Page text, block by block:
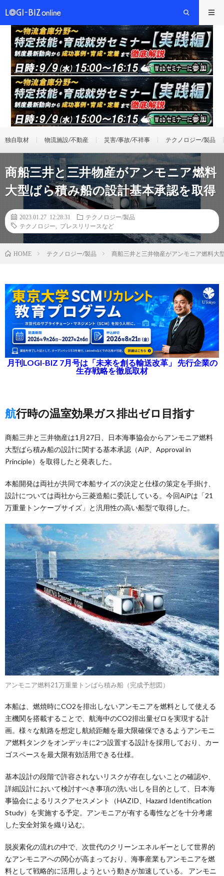
独自取材 物流施設/不動産 災害/事故/不祥事 テクノロジー/製品
商船三井と三井物産がアンモニア燃料
大型ばら積み船の設計基本承認を取得
2023.01.27 12:28:31
テクノロジー/製品
テクノロジー
プレスリリースなど
HOME テクノロジー/製品 商船三井と三井物産がアンモニア燃料大
月刊LOGI-BIZ 7月号は「未来を創る輸送改革」 先行企業の
生存戦略を徹底取材
航行時の温室効果ガス排出ゼロ目指す
商船三井と三井物産は1月27日、日本海事協会からアンモニア燃料
大型ばら積み船の設計に関する基本承認（AiP、Approval in
Principle）を取得したと発表した。
本船開発は両社が共同で本船サイズの決定と仕様の策定を手掛け、
設計については両社から三菱造船に委託している。今回AiPは「21
万重量トンケープサイズ」と汎用性の高い船型で取得した。
アンモニア燃料21万重量トンばら積み船（完成予想図）
本船は、燃焼時にCO2を排出しないアンモニアを燃料として使える
主機関を搭載することで、航海中のCO2排出量ゼロを実現する計
画。様々な航路を想定し航続距離を最大限確保できるようアンモニ
ア燃料タンクをオンデッキに2つ設置する設計を採用しており、カー
ゴスペースを最大限有効活用できる仕様。
基本設計の段階で許容されないリスクが存在しないことの確認や、
詳細設計において検討すべき事項の洗い出しを目的として、日本海
事協会によるリスクアセスメント（HAZID、Hazard Identification
Study）を実施する予定。アンモニアが有する毒性などを十分考慮
した安全対策を織り込む。
脱炭素化の流れの中で、次世代のクリーンエネルギーとして世界的
なアンモニアへの関心が高まっており、海事産業もアンモニアを燃
料として戦略的に活用しようという動きが加速している。 アンモニ